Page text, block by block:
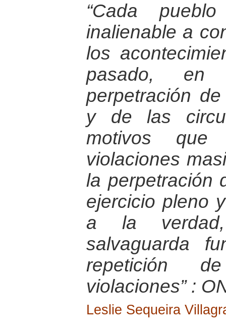
“Cada
inalienable a
los
pasado,
perpetración
y de las
motivos que
violaciones
la perpetración
ejercicio pleno
a la verdad,
salvaguarda
repetición
violaciones” :
Leslie Sequeira